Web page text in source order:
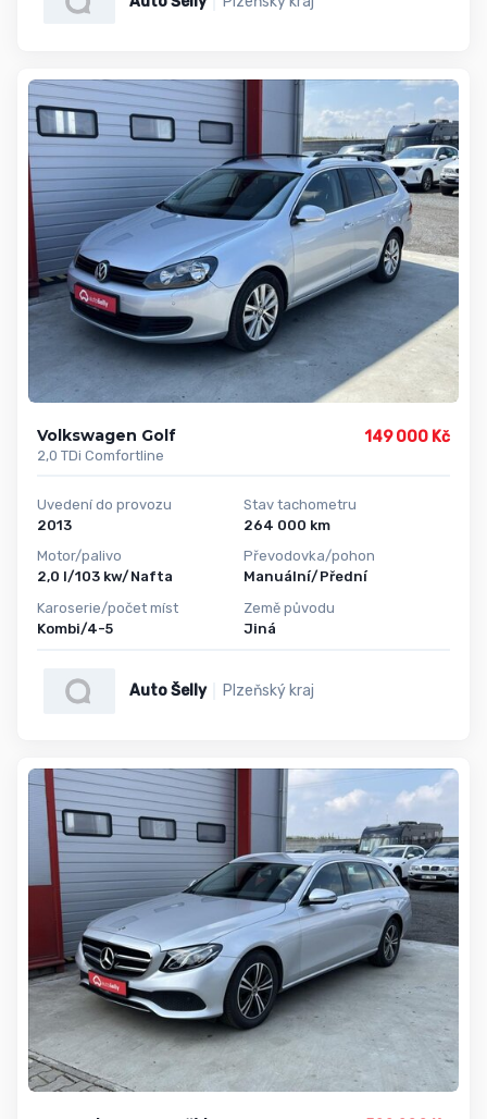
Volkswagen Golf
2,0 TDi Comfortline
149 000 Kč
Uvedení do provozu
2013
Motor/palivo
2,0 l/103 kw/Nafta
Karoserie/počet míst
Kombi/4-5
Stav tachometru
264 000 km
Převodovka/pohon
Manuální/Přední
Země původu
Jiná
Auto Šelly Plzeňský kraj